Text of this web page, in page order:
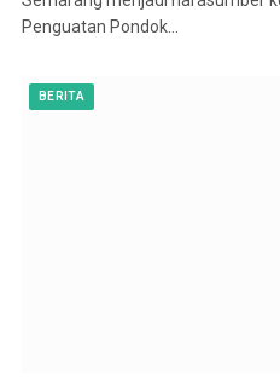
Penguatan Pondok…
BERITA